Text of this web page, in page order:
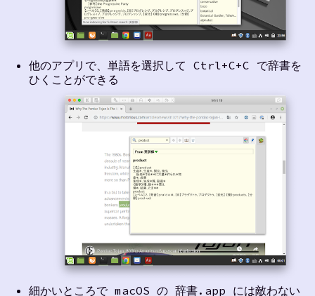
他のアプリで、単語を選択して Ctrl+C+C で辞書を
ひくことができる
細かいところで macOS の 辞書.app には敵わない